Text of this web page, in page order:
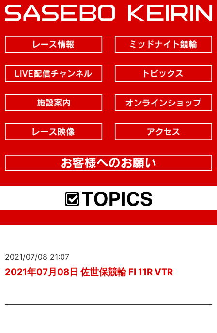
2021/07/08 21:07
2021年07月08日 佐世保競輪 FI 11R VTR